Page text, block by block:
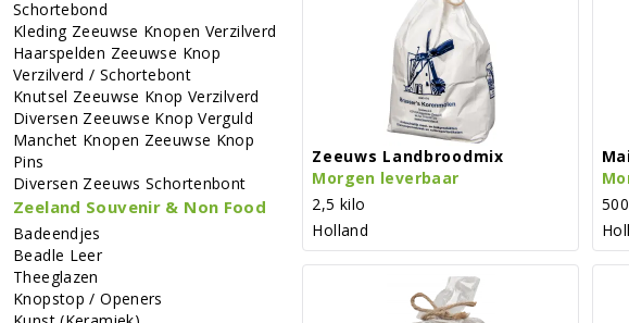
Schortebond
Kleding Zeeuwse Knopen Verzilverd
Haarspelden Zeeuwse Knop
Verzilverd / Schortebont
Knutsel Zeeuwse Knop Verzilverd
Diversen Zeeuwse Knop Verguld
Manchet Knopen Zeeuwse Knop
Pins
Diversen Zeeuws Schortenbont
Zeeland Souvenir & Non Food
Badeendjes
Beadle Leer
Theeglazen
Knopstop / Openers
Zeeuws Landbroodmix
Morgen leverbaar
2,5 kilo
Holland